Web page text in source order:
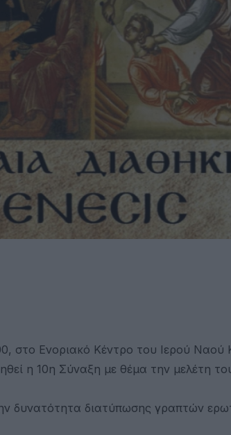
στο Ενοριακό Κέντρο του Ιερού Ναού
η 10η Σύναξη με θέμα την μελέτη
δυνατότητα διατύπωσης γραπτών